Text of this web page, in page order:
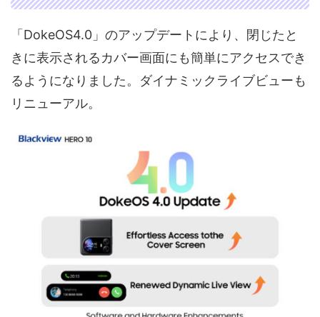
「DokeOS4.0」のアップデートにより、閉じたと
きに表示されるカバー画面にも簡単にアクセスでき
るようになりました。ダイナミックライブビューも
リニューアル。